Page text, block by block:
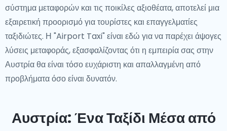
σύστημα μεταφορών και τις ποικίλες αξιοθέατα, αποτελεί μια
εξαιρετική προορισμό για τουρίστες και επαγγελματίες
ταξιδιώτες. Η "Airport Taxi" είναι εδώ για να παρέχει άψογες
λύσεις μεταφοράς, εξασφαλίζοντας ότι η εμπειρία σας στην
Αυστρία θα είναι τόσο ευχάριστη και απαλλαγμένη από
προβλήματα όσο είναι δυνατόν.
Αυστρία: Ένα Ταξίδι Μέσα από